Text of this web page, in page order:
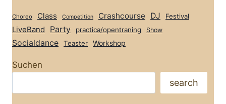
Choreo Class Competition Crashcourse DJ Festival
LiveBand Party practica/opentraning Show
Socialdance Teaster Workshop
Suchen
search